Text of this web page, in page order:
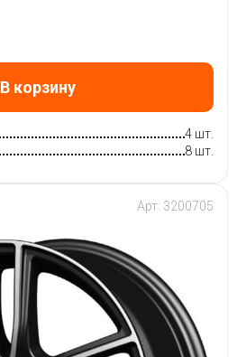
В корзину
4 шт.
8 шт.
Арт: 3200705